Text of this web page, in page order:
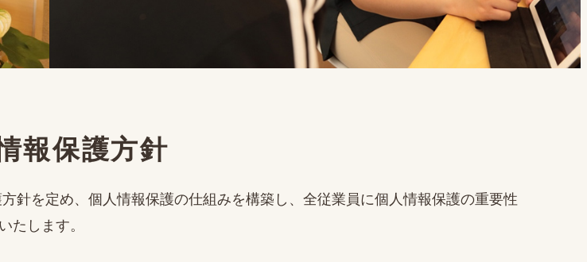
報保護方針
針を定め、個人情報保護の仕組みを構築し、全従業員に個人情報保護の重要性
します。